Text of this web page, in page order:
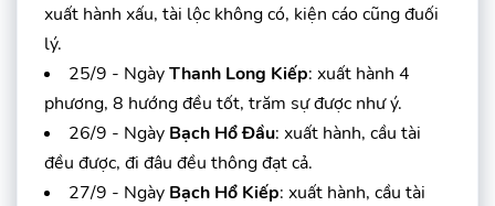
xuất hành xấu, tài lộc không có, kiện cáo cũng đuối
lý.
25/9 - NgàyThanh Long Kiếp: xuất hành 4
phương, 8 hướng đều tốt, trăm sự được như ý.
26/9 - Ngày Bạch Hổ Đầu: xuất hành, cầu tài
đều được, đi đâu đều thông đạt cả.
27/9 - Ngày Bạch Hổ Kiếp: xuất hành, cầu tài